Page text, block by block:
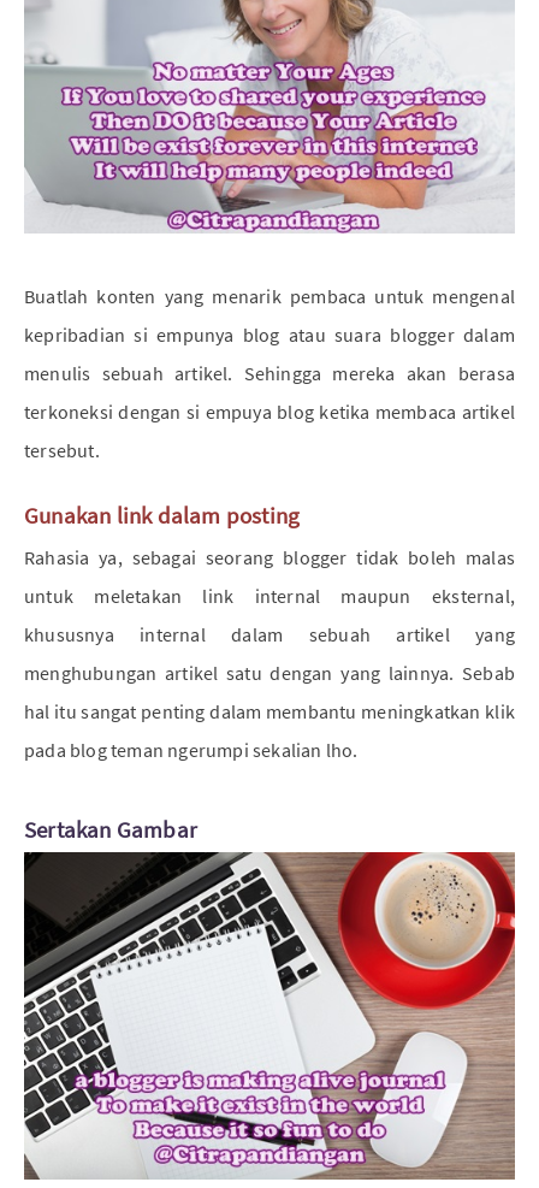
Buatlah konten yang menarik pembaca untuk mengenal
kepribadian si empunya blog atau suara blogger dalam
menulis sebuah artikel. Sehingga mereka akan berasa
terkoneksi dengan si empuya blog ketika membaca artikel
tersebut.
Gunakan link dalam posting
Rahasia ya, sebagai seorang blogger tidak boleh malas
untuk meletakan link internal maupun eksternal,
khususnya internal dalam sebuah artikel yang
menghubungan artikel satu dengan yang lainnya. Sebab
hal itu sangat penting dalam membantu meningkatkan klik
pada blog teman ngerumpi sekalian lho.
Sertakan Gambar